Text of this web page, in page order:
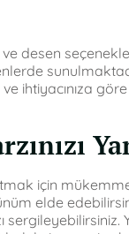
desen
ihtiyacınıza
için
elde